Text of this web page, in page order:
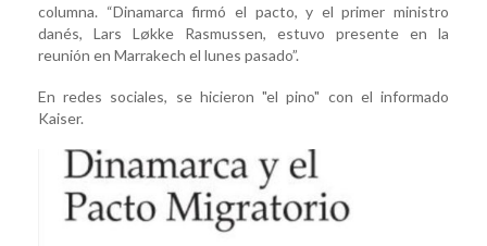
columna. “Dinamarca firmó el pacto, y el primer ministro
danés, Lars Løkke Rasmussen, estuvo presente en la
reunión en Marrakech el lunes pasado”.
En redes sociales, se hicieron "el pino" con el informado
Kaiser.